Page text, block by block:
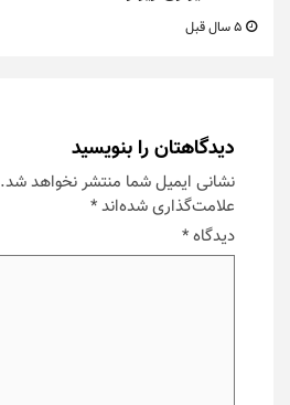
دیدگاهتان را بنویسید
نشانی ایمیل شما منتشر نخواهد شد.
علامت‌گذاری شده‌اند*
دیدگاه*